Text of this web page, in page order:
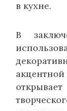
в кухне.
В